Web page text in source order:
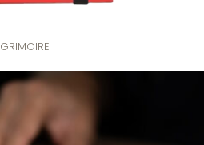
GRIMOIRE